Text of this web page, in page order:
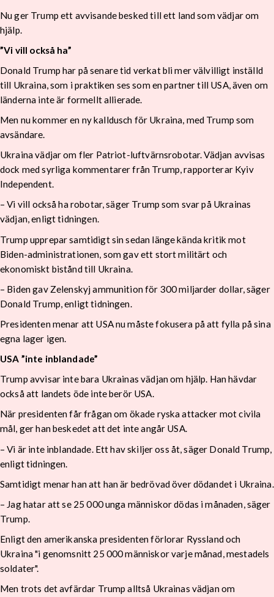
Nu ger Trump ett avvisande besked till ett land som vädjar om
hjälp.
”Vi vill också ha”
Donald Trump har på senare tid verkat bli mer välvilligt inställd
till Ukraina, som i praktiken ses som en partner till USA, även om
länderna inte är formellt allierade.
Men nu kommer en ny kalldusch för Ukraina, med Trump som
avsändare.
Ukraina vädjar om fler Patriot-luftvärnsrobotar. Vädjan avvisas
dock med syrliga kommentarer från Trump, rapporterar Kyiv
Independent.
– Vi vill också ha robotar, säger Trump som svar på Ukrainas
vädjan, enligt tidningen.
Trump upprepar samtidigt sin sedan länge kända kritik mot
Biden-administrationen, som gav ett stort militärt och
ekonomiskt bistånd till Ukraina.
– Biden gav Zelenskyj ammunition för 300 miljarder dollar, säger
Donald Trump, enligt tidningen.
Presidenten menar att USA nu måste fokusera på att fylla på sina
egna lager igen.
USA ”inte inblandade”
Trump avvisar inte bara Ukrainas vädjan om hjälp. Han hävdar
också att landets öde inte berör USA.
När presidenten får frågan om ökade ryska attacker mot civila
mål, ger han beskedet att det inte angår USA.
– Vi är inte inblandade. Ett hav skiljer oss åt, säger Donald Trump,
enligt tidningen.
Samtidigt menar han att han är bedrövad över dödandet i Ukraina.
– Jag hatar att se 25 000 unga människor dödas i månaden, säger
Trump.
Enligt den amerikanska presidenten förlorar Ryssland och
Ukraina "i genomsnitt 25 000 människor varje månad, mestadels
soldater".
Men trots det avfärdar Trump alltså Ukrainas vädjan om